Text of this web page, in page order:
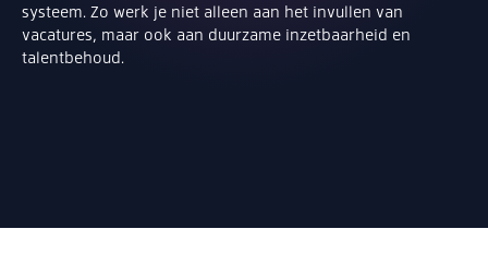
systeem. Zo werk je niet alleen aan het invullen van
vacatures, maar ook aan duurzame inzetbaarheid en
talentbehoud.